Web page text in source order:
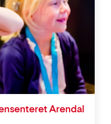
Arendal